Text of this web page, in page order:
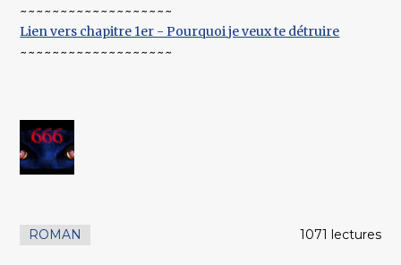
~~~~~~~~~~~~~~~~~~~
Lien vers chapitre 1er - Pourquoi je veux te détruire
~~~~~~~~~~~~~~~~~~~
ROMAN 1071 lectures